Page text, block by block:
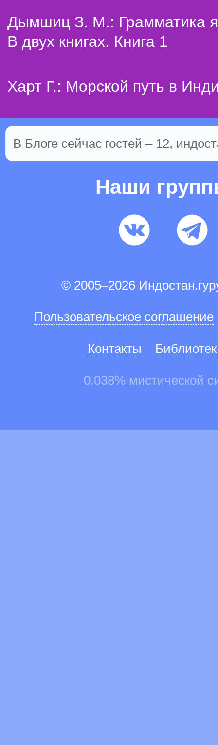
Дымшиц З. М.: Грамматика
В двух книгах. Книга 1
Харт Г.: Морской путь в
В Блоге сейчас гостей – 12,
Наши
© 2005–2026
Пользовательское соглашение
Контакты
0.038% мистической